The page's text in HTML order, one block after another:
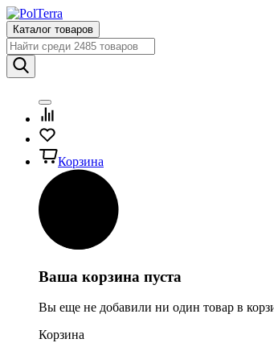
Каталог товаров
Корзина
Ваша корзина пуста
Вы еще не добавили ни один товар в
Корзина